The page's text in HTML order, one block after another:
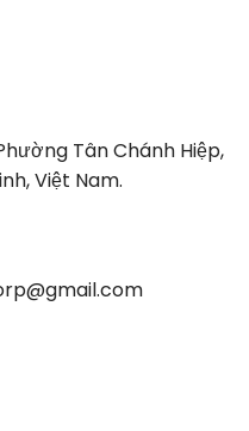
Tân Chánh Hiệp,
Việt Nam.